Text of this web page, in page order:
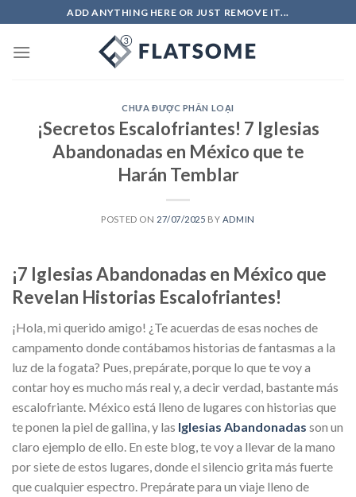
to
content
ADD ANYTHING HERE OR JUST REMOVE IT...
CHƯA ĐƯỢC PHÂN LOẠI
¡Secretos Escalofriantes! 7 Iglesias
Abandonadas en México que te
Harán Temblar
POSTED ON 27/07/2025 BY ADMIN
¡7 Iglesias Abandonadas en México que
Revelan Historias Escalofriantes!
¡Hola, mi querido amigo! ¿Te acuerdas de esas noches de
campamento donde contábamos historias de fantasmas a la
luz de la fogata? Pues, prepárate, porque lo que te voy a
contar hoy es mucho más real y, a decir verdad, bastante más
escalofriante. México está lleno de lugares con historias que
te ponen la piel de gallina, y las Iglesias Abandonadas son un
claro ejemplo de ello. En este blog, te voy a llevar de la mano
por siete de estos lugares, donde el silencio grita más fuerte
que cualquier espectro. Prepárate para un viaje lleno de